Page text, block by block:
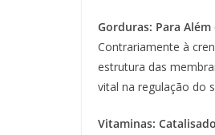
Gorduras: Para Além
Contrariamente à
estrutura das
vital na regulação do
Vitaminas: